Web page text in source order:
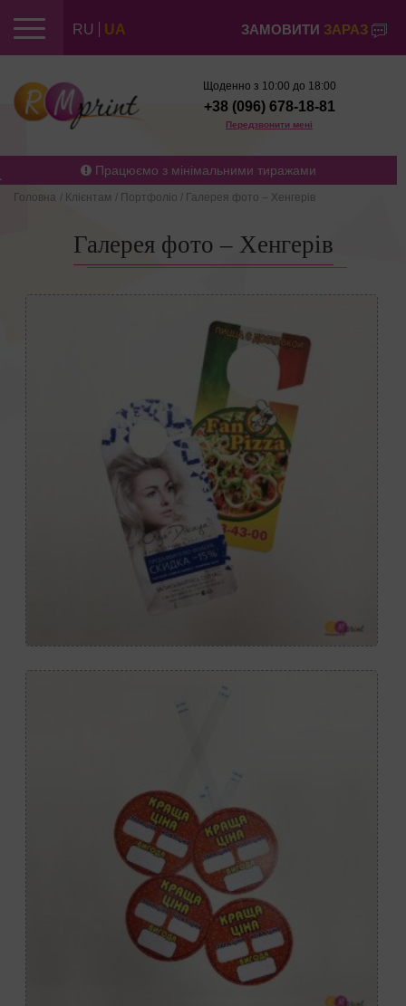
RU UA ЗАМОВИТИ ЗАРАЗ
Щоденно з 10:00 до 18:00
+38 (096) 678-18-81
Передзвонити мені
Працюємо з мінімальними тиражами
Головна / Клієнтам / Портфоліо / Галерея фото – Хенгерів
Галерея фото – Хенгерів